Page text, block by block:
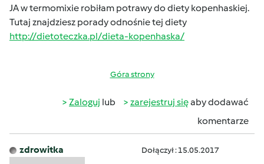
JA w termomixie robiłam potrawy do diety kopenhaskiej.
Tutaj znajdziesz porady odnośnie tej diety
http://dietoteczka.pl/dieta-kopenhaska/
Góra strony
Zaloguj lub zarejestruj sięaby dodawać
komentarze
zdrowitka Dołączył : 15.05.2017